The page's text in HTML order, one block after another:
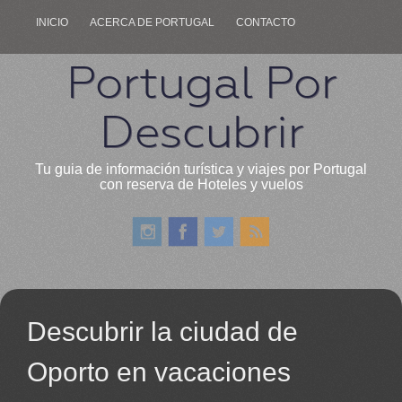
INICIO ACERCA DE PORTUGAL CONTACTO
Portugal Por
Descubrir
Tu guia de información turística y viajes por Portugal
con reserva de Hoteles y vuelos
Descubrir la ciudad de
Oporto en vacaciones